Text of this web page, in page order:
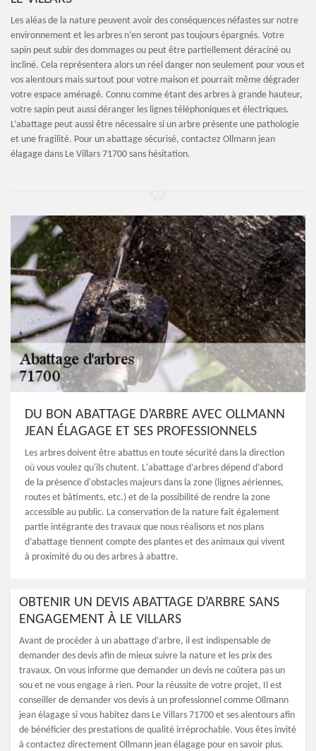
Les aléas de la nature peuvent avoir des conséquences néfastes sur notre
environnement et les arbres n’en seront pas toujours épargnés. Votre
sapin peut subir des dommages ou peut être partiellement déraciné ou
incliné. Cela représentera alors un réel danger non seulement pour vous et
vos alentours mais surtout pour votre maison et pourrait même dégrader
votre espace aménagé. Connu comme étant des arbres à grande hauteur,
votre sapin peut aussi déranger les lignes téléphoniques et électriques.
L’abattage peut aussi être nécessaire si un arbre présente une pathologie
et une fragilité. Pour un abattage sécurisé, contactez Ollmann jean
élagage dans Le Villars 71700 sans hésitation.
DU BON ABATTAGE D’ARBRE AVEC OLLMANN
JEAN ÉLAGAGE ET SES PROFESSIONNELS
Les arbres doivent être abattus en toute sécurité dans la direction
où vous voulez qu'ils chutent. L'abattage d’arbres dépend d’abord
de la présence d'obstacles majeurs dans la zone (lignes aériennes,
routes et bâtiments, etc.) et de la possibilité de rendre la zone
accessible au public. La conservation de la nature fait également
partie intégrante des travaux que nous réalisons et nos plans
d’abattage tiennent compte des plantes et des animaux qui vivent
à proximité du ou des arbres à abattre.
OBTENIR UN DEVIS ABATTAGE D’ARBRE SANS
ENGAGEMENT À LE VILLARS
Avant de procéder à un abattage d’arbre, il est indispensable de
demander des devis afin de mieux suivre la nature et les prix des
travaux. On vous informe que demander un devis ne coûtera pas un
sou et ne vous engage à rien. Pour la réussite de votre projet, Il est
conseiller de demander vos devis à un professionnel comme Ollmann
jean élagage si vous habitez dans Le Villars 71700 et ses alentours afin
de bénéficier des prestations de qualité irréprochable. Vous êtes invité
à contactez directement Ollmann jean élagage pour en savoir plus.